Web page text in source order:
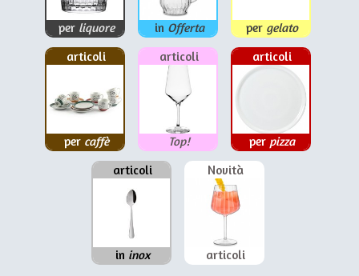
per liquore in Offerta per gelato
articoli
per caffè
articoli
Top!
articoli
per pizza
articoli
in inox
Novità
articoli